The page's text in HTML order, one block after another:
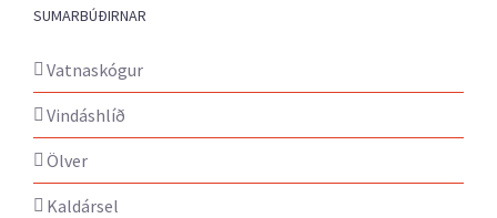
SUMARBÚÐIRNAR
Vatnaskógur
Vindáshlíð
Ölver
Kaldársel